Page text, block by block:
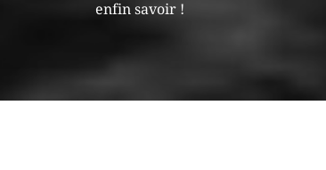
enfin savoir !